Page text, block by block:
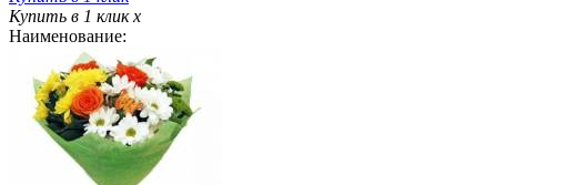
Купить в 1 клик x
Наименование: